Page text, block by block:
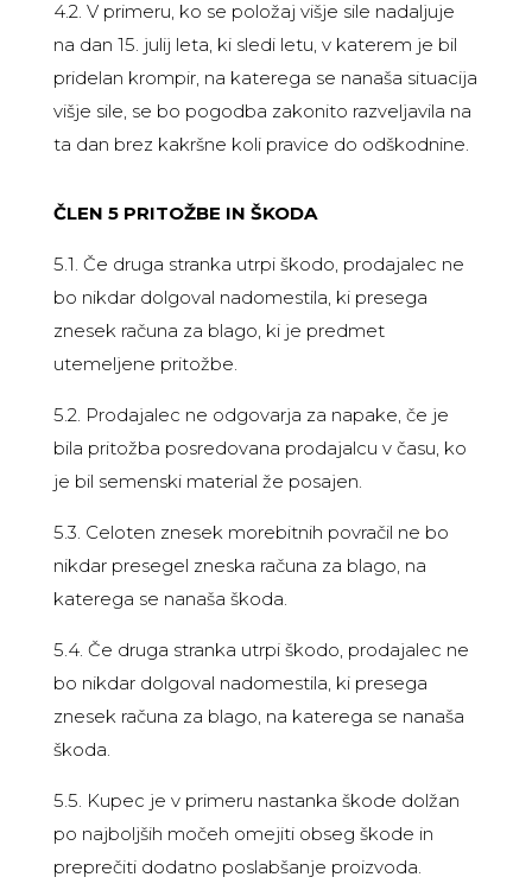
4.2. V primeru, ko se položaj višje sile nadaljuje
na dan 15. julij leta, ki sledi letu, v katerem je bil
pridelan krompir, na katerega se nanaša situacija
višje sile, se bo pogodba zakonito razveljavila na
ta dan brez kakršne koli pravice do odškodnine.
ČLEN 5 PRITOŽBE IN ŠKODA
5.1. Če druga stranka utrpi škodo, prodajalec ne
bo nikdar dolgoval nadomestila, ki presega
znesek računa za blago, ki je predmet
utemeljene pritožbe.
5.2. Prodajalec ne odgovarja za napake, če je
bila pritožba posredovana prodajalcu v času, ko
je bil semenski material že posajen.
5.3. Celoten znesek morebitnih povračil ne bo
nikdar presegel zneska računa za blago, na
katerega se nanaša škoda.
5.4. Če druga stranka utrpi škodo, prodajalec ne
bo nikdar dolgoval nadomestila, ki presega
znesek računa za blago, na katerega se nanaša
škoda.
5.5. Kupec je v primeru nastanka škode dolžan
po najboljših močeh omejiti obseg škode in
preprečiti dodatno poslabšanje proizvoda.